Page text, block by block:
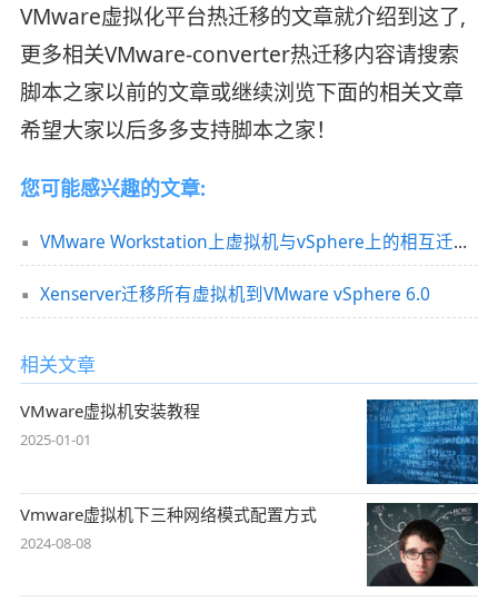
VMware虚拟化平台热迁移的文章就介绍到这了,
更多相关VMware-converter热迁移内容请搜索
脚本之家以前的文章或继续浏览下面的相关文章
希望大家以后多多支持脚本之家！
您可能感兴趣的文章:
VMware Workstation上虚拟机与vSphere上的相互迁移(图文)
Xenserver迁移所有虚拟机到VMware vSphere 6.0
相关文章
VMware虚拟机安装教程
2025-01-01
Vmware虚拟机下三种网络模式配置方式
2024-08-08